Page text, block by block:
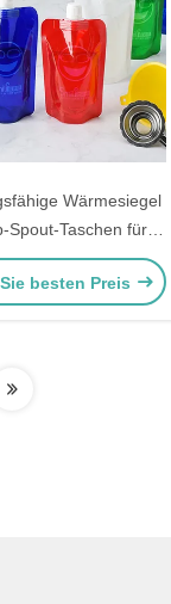
Wärmesiegel
Spout-Taschen für
Alkohol, Bier,
Verpackung
besten Preis